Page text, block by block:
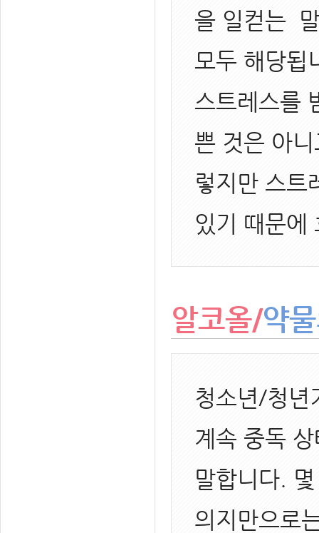
을 일컫는
모두 해당됩
스트레스를
쁜 것은 아
렇지만 스트
있기 때문에
알코올/약
청소년/청년
계속 중독
말합니다.
의지만으로